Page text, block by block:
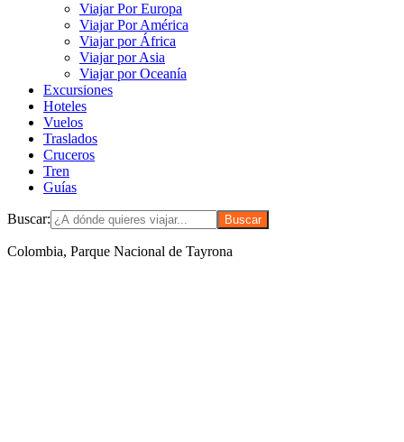
Viajar Por Europa
Viajar Por América
Viajar por África
Viajar por Asia
Viajar por Oceanía
Excursiones
Hoteles
Vuelos
Traslados
Cruceros
Tren
Guías
Buscar:
Colombia, Parque Nacional de Tayrona